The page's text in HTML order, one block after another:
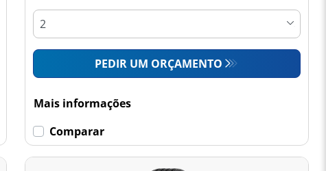
PEDIR UM ORÇAMENTO
Mais informações
Comparar